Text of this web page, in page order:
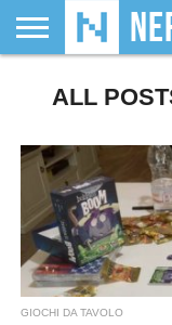
SIAMO
GIOCHI
DA
GIOCHI
DI
VIDEOGAMES
FILM
&
FUMETTI
& LIBRI
MAGIC:
THE
DUNGEONS
&
WRESTLING
NERDANDO
AWARDS
BOLLINI
ALL
GIOCHI DA TAVOLO